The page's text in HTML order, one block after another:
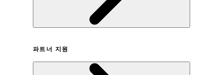
개인정보취급방침
파트너 지원